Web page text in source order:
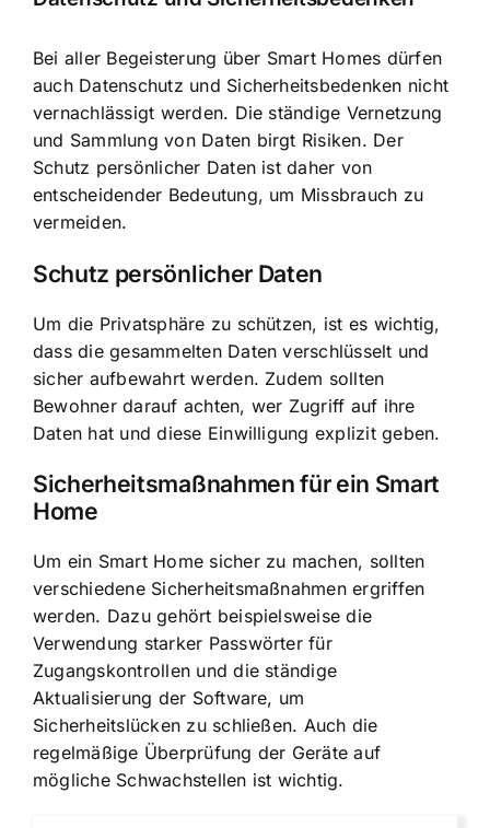
Bei aller Begeisterung über Smart Homes dürfen
auch Datenschutz und Sicherheitsbedenken nicht
vernachlässigt werden. Die ständige Vernetzung
und Sammlung von Daten birgt Risiken. Der
Schutz persönlicher Daten ist daher von
entscheidender Bedeutung, um Missbrauch zu
vermeiden.
Schutz persönlicher Daten
Um die Privatsphäre zu schützen, ist es wichtig,
dass die gesammelten Daten verschlüsselt und
sicher aufbewahrt werden. Zudem sollten
Bewohner darauf achten, wer Zugriff auf ihre
Daten hat und diese Einwilligung explizit geben.
Sicherheitsmaßnahmen für ein Smart
Home
Um ein Smart Home sicher zu machen, sollten
verschiedene Sicherheitsmaßnahmen ergriffen
werden. Dazu gehört beispielsweise die
Verwendung starker Passwörter für
Zugangskontrollen und die ständige
Aktualisierung der Software, um
Sicherheitslücken zu schließen. Auch die
regelmäßige Überprüfung der Geräte auf
mögliche Schwachstellen ist wichtig.